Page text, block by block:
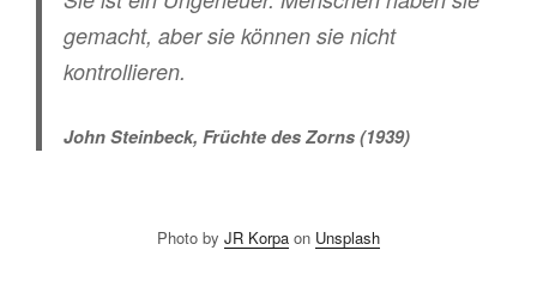
gemacht, aber sie können sie nicht
kontrollieren.
John Steinbeck, Früchte des Zorns (1939)
Photo by JR Korpa on Unsplash